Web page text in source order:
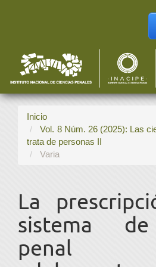
Barra
lateral
Inicio
Vol. 8 Núm. 26 (2025): Las
trata de personas II
Varia
La
sistema
penal